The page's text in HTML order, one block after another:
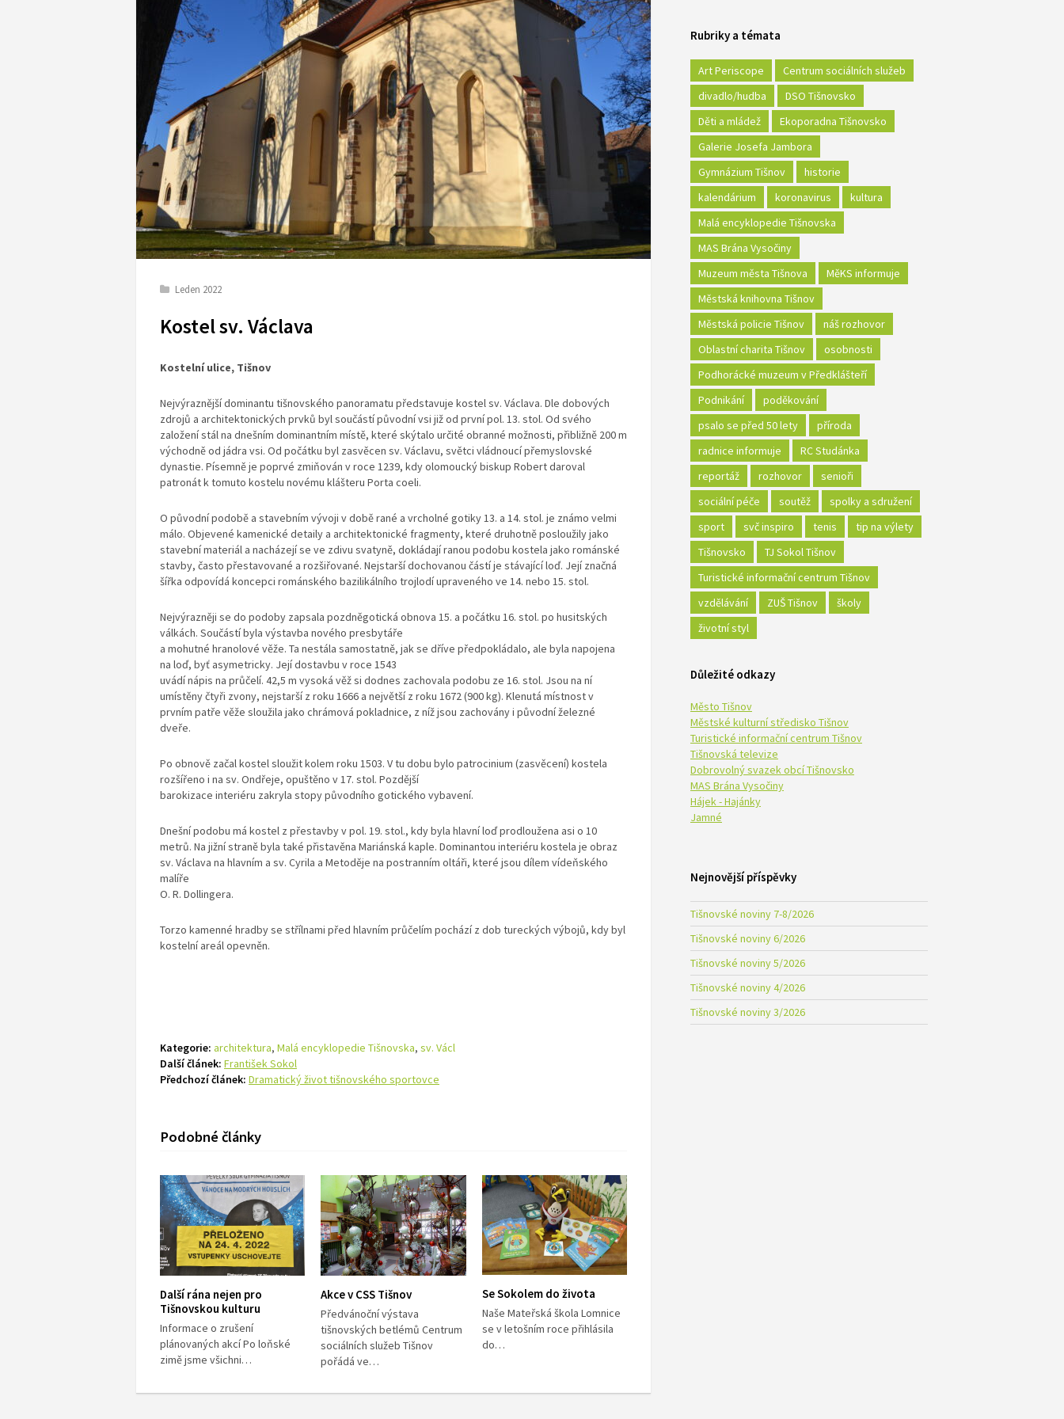
Leden 2022
Kostel sv. Václava
Kostelní ulice, Tišnov
Nejvýraznější dominantu tišnovského panoramatu představuje kostel sv. Václava. Dle dobových
zdrojů a architektonických prvků byl součástí původní vsi již od první pol. 13. stol. Od svého
založení stál na dnešním dominantním místě, které skýtalo určité obranné možnosti, přibližně 200 m
východně od jádra vsi. Od počátku byl zasvěcen sv. Václavu, světci vládnoucí přemyslovské
dynastie. Písemně je poprvé zmiňován v roce 1239, kdy olomoucký biskup Robert daroval
patronát k tomuto kostelu novému klášteru Porta coeli.
O původní podobě a stavebním vývoji v době rané a vrcholné gotiky 13. a 14. stol. je známo velmi
málo. Objevené kamenické detaily a architektonické fragmenty, které druhotně posloužily jako
stavební materiál a nacházejí se ve zdivu svatyně, dokládají ranou podobu kostela jako románské
stavby, často přestavované a rozšiřované. Nejstarší dochovanou částí je stávající loď. Její značná
šířka odpovídá koncepci románského bazilikálního trojlodí upraveného ve 14. nebo 15. stol.
Nejvýrazněji se do podoby zapsala pozdněgotická obnova 15. a počátku 16. stol. po husitských
válkách. Součástí byla výstavba nového presbytáře
a mohutné hranolové věže. Ta nestála samostatně, jak se dříve předpokládalo, ale byla napojena
na loď, byť asymetricky. Její dostavbu v roce 1543
uvádí nápis na průčelí. 42,5 m vysoká věž si dodnes zachovala podobu ze 16. stol. Jsou na ní
umístěny čtyři zvony, nejstarší z roku 1666 a největší z roku 1672 (900 kg). Klenutá místnost v
prvním patře věže sloužila jako chrámová pokladnice, z níž jsou zachovány i původní železné
dveře.
Po obnově začal kostel sloužit kolem roku 1503. V tu dobu bylo patrocinium (zasvěcení) kostela
rozšířeno i na sv. Ondřeje, opuštěno v 17. stol. Pozdější
barokizace interiéru zakryla stopy původního gotického vybavení.
Dnešní podobu má kostel z přestavby v pol. 19. stol., kdy byla hlavní loď prodloužena asi o 10
metrů. Na jižní straně byla také přistavěna Mariánská kaple. Dominantou interiéru kostela je obraz
sv. Václava na hlavním a sv. Cyrila a Metoděje na postranním oltáři, které jsou dílem vídeňského
malíře
O. R. Dollingera.
Torzo kamenné hradby se střílnami před hlavním průčelím pochází z dob tureckých výbojů, kdy byl
kostelní areál opevněn.
Kategorie: architektura, Malá encyklopedie Tišnovska, sv. Václ
Další článek: František Sokol
Předchozí článek: Dramatický život tišnovského sportovce
Podobné články
Další rána nejen pro
Tišnovskou kulturu
Informace o zrušení
plánovaných akcí Po loňské
zimě jsme všichni…
Akce v CSS Tišnov
Předvánoční výstava
tišnovských betlémů Centrum
sociálních služeb Tišnov
pořádá ve…
Se Sokolem do života
Naše Mateřská škola Lomnice
se v letošním roce přihlásila
do…
Rubriky a témata
Art Periscope
Centrum sociálních služeb
divadlo/hudba
DSO Tišnovsko
Děti a mládež
Ekoporadna Tišnovsko
Galerie Josefa Jambora
Gymnázium Tišnov
historie
kalendárium
koronavirus
kultura
Malá encyklopedie Tišnovska
MAS Brána Vysočiny
Muzeum města Tišnova
MěKS informuje
Městská knihovna Tišnov
Městská policie Tišnov
náš rozhovor
Oblastní charita Tišnov
osobnosti
Podhorácké muzeum v Předklášteří
Podnikání
poděkování
psalo se před 50 lety
příroda
radnice informuje
RC Studánka
reportáž
rozhovor
senioři
sociální péče
soutěž
spolky a sdružení
sport
svč inspiro tenis
tip na výlety
Tišnovsko
TJ Sokol Tišnov
Turistické informační centrum Tišnov
vzdělávání
ZUŠ Tišnov
školy
životní styl
Důležité odkazy
Město Tišnov
Městské kulturní středisko Tišnov
Turistické informační centrum Tišnov
Tišnovská televize
Dobrovolný svazek obcí Tišnovsko
MAS Brána Vysočiny
Hájek - Hajánky
Jamné
Nejnovější příspěvky
Tišnovské noviny 7-8/2026
Tišnovské noviny 6/2026
Tišnovské noviny 5/2026
Tišnovské noviny 4/2026
Tišnovské noviny 3/2026